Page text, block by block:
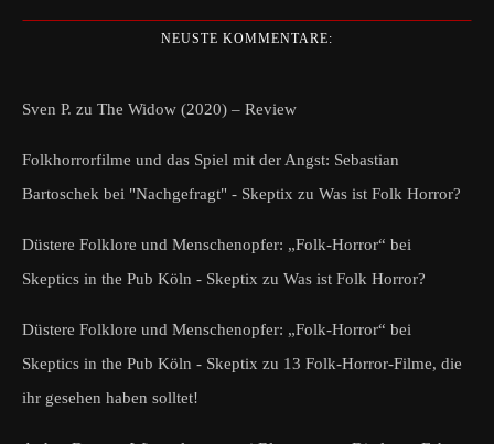
NEUSTE KOMMENTARE:
Sven P. zu The Widow (2020) – Review
Folkhorrorfilme und das Spiel mit der Angst: Sebastian
Bartoschek bei "Nachgefragt" - Skeptix zu Was ist Folk Horror?
Düstere Folklore und Menschenopfer: „Folk-Horror“ bei
Skeptics in the Pub Köln - Skeptix zu Was ist Folk Horror?
Düstere Folklore und Menschenopfer: „Folk-Horror“ bei
Skeptics in the Pub Köln - Skeptix zu 13 Folk-Horror-Filme, die
ihr gesehen haben solltet!